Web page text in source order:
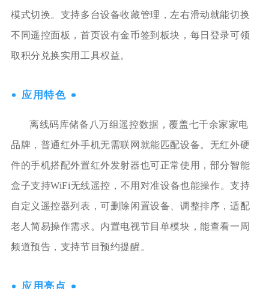
模式切换。支持多台设备收藏管理，左右滑动就能切换
不同遥控面板，首页设有金币签到板块，每日登录可领
取积分兑换实用工具权益。
应用特色
离线码库储备八万组遥控数据，覆盖七千余家家电
品牌，普通红外手机无需联网就能匹配设备。无红外硬
件的手机搭配外置红外发射器也可正常使用，部分智能
盒子支持WiFi无线遥控，不用对准设备也能操作。支持
自定义遥控器列表，可删除闲置设备、调整排序，适配
老人简易操作需求。内置电视节目单模块，能查看一周
频道预告，支持节目预约提醒。
应用亮点